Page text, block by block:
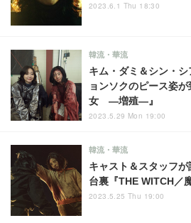
2023.6.1 Thu 18:30
キム・ダミ＆シン・
ョンソクのピース姿
女 ―増殖―』
韓流・華流
2023.5.29 Mon 19:00
キャスト＆スタッフ
台裏『THE WITCH
韓流・華流
2023.5.25 Thu 19:00